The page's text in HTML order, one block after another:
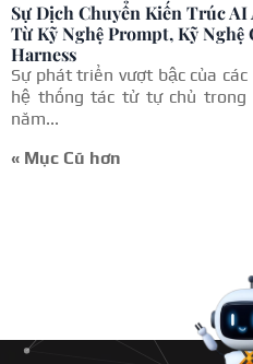
Sự Dịch Chuyển Kiến Trúc
Từ Kỹ Nghệ Prompt, Kỹ
Harness
Sự phát triển vượt bậc của
hệ thống tác tử tự chủ
năm...
« Mục Cũ hơn